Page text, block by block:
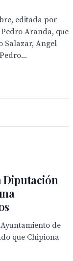
editada por
Aranda, que
Salazar, Angel
Diputación
de
que Chipiona